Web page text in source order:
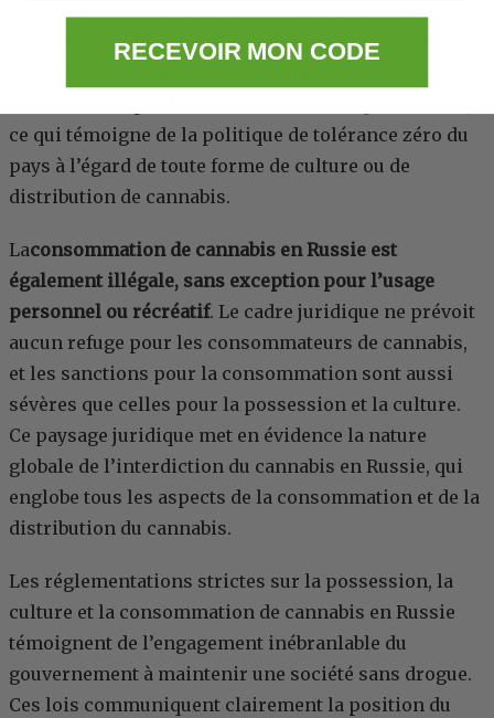
prises en flagrant délit de culture, même pour un
petit nombre de plantes. La fabrication, la livraison
ce qui témoigne de la politique de tolérance zéro du
pays à l’égard de toute forme de culture ou de
distribution de cannabis.
Laconsommation de cannabis en Russie est
également illégale, sans exception pour l’usage
personnel ou récréatif. Le cadre juridique ne prévoit
aucun refuge pour les consommateurs de cannabis,
et les sanctions pour la consommation sont aussi
sévères que celles pour la possession et la culture.
Ce paysage juridique met en évidence la nature
globale de l’interdiction du cannabis en Russie, qui
englobe tous les aspects de la consommation et de la
distribution du cannabis.
Les réglementations strictes sur la possession, la
culture et la consommation de cannabis en Russie
témoignent de l’engagement inébranlable du
gouvernement à maintenir une société sans drogue.
Ces lois communiquent clairement la position du
RECEVOIR MON CODE